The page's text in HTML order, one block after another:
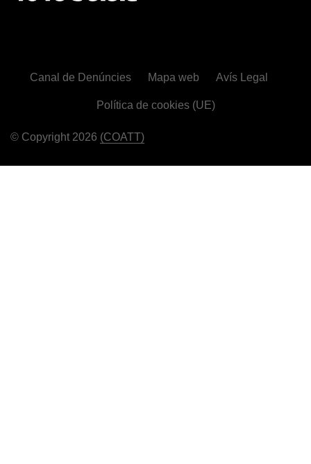
© Copyright 2026 (COATT)
Canal de Denúncies Mapa web Avís Legal
Política de cookies (UE)